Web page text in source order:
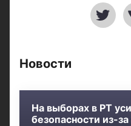
Новости
На выборах в РТ
безопасности из-